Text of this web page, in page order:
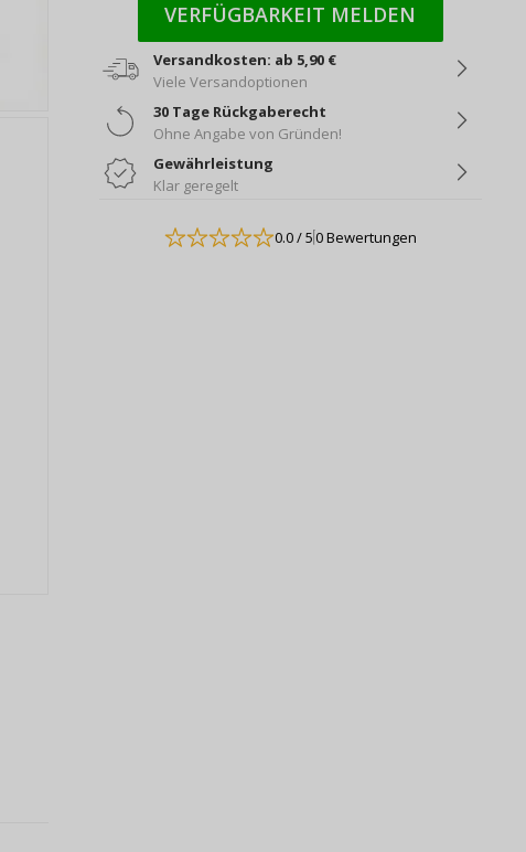
VERFÜGBARKEIT MELDEN
Versandkosten: ab 5,90 €
Viele Versandoptionen
30 Tage Rückgaberecht
Ohne Angabe von Gründen!
Gewährleistung
Klar geregelt
0.0/ 50 Bewertungen